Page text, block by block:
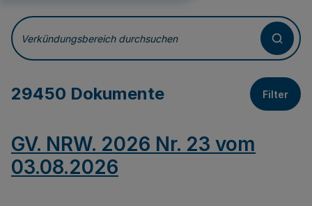
Verkündungsbereich
Verkündungsbereich durchsuchen
29450 Dokumente Filter
GV. NRW. 2026 Nr. 23 vom
03.08.2026